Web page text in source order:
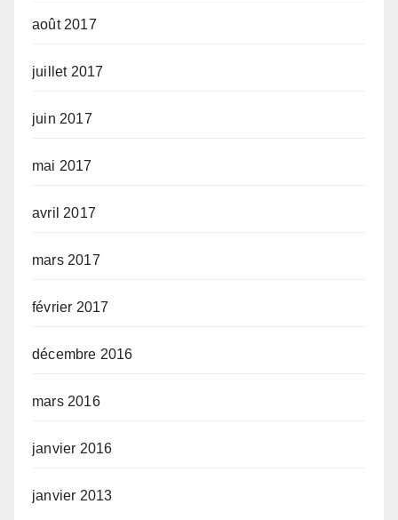
août 2017
juillet 2017
juin 2017
mai 2017
avril 2017
mars 2017
février 2017
décembre 2016
mars 2016
janvier 2016
janvier 2013